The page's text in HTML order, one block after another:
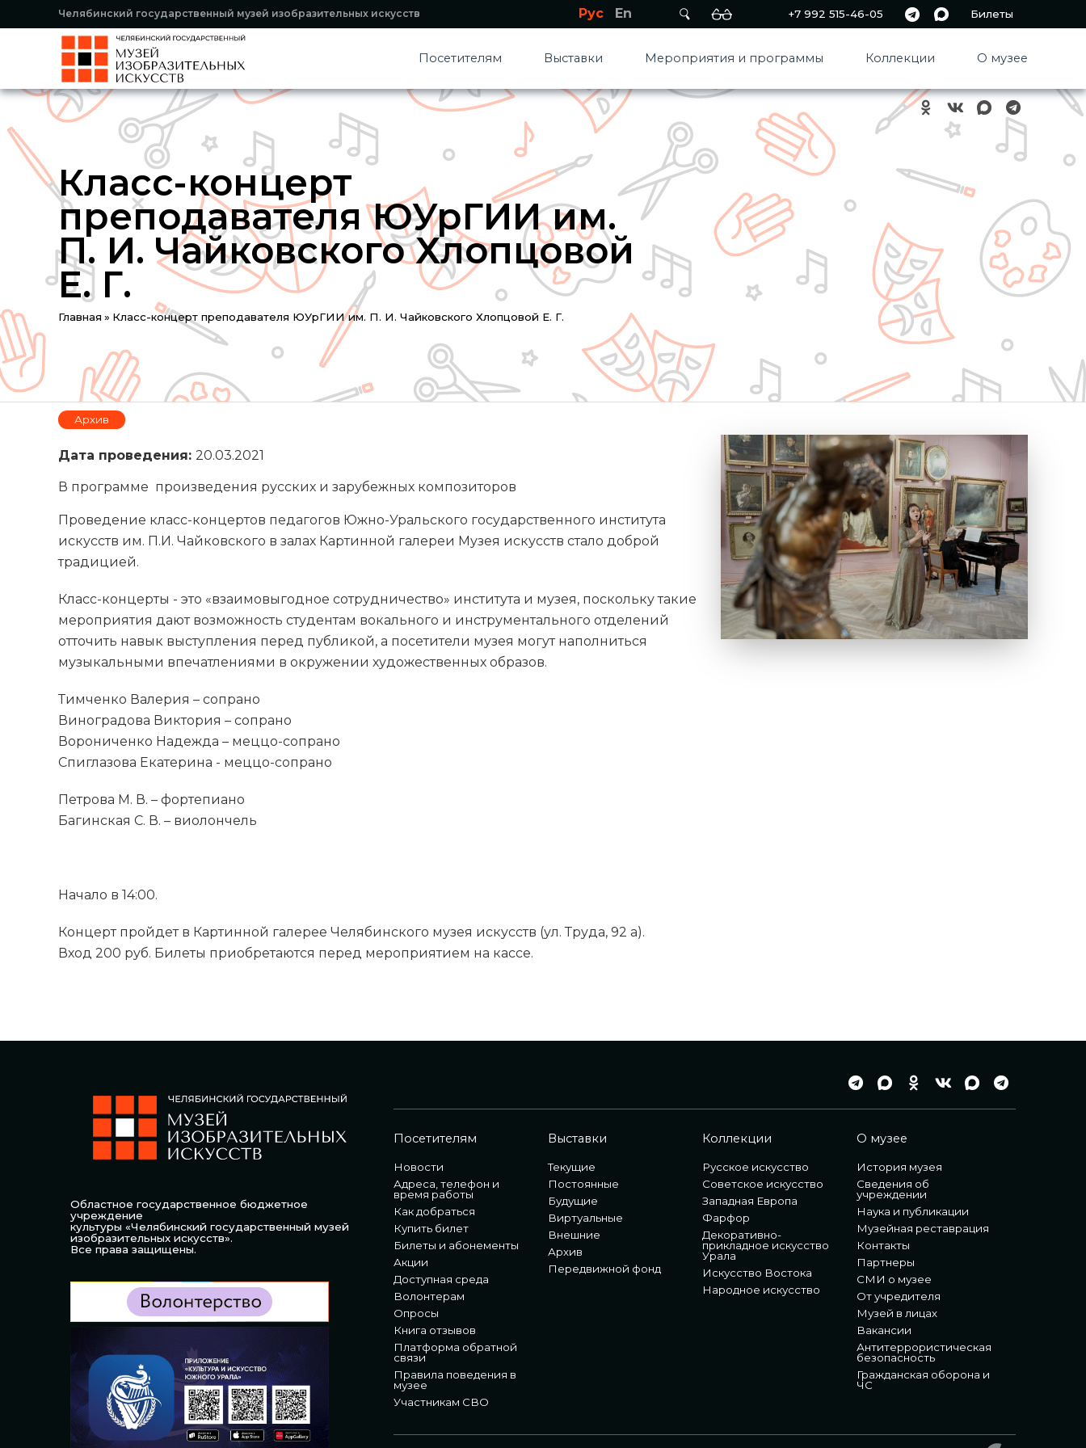
Челябинский государственный музей изобразительных искусств +7 992 515-46-05 Билеты
Рус En
Посетителям Выставки Мероприятия и программы Коллекции О музее
Класс-концерт
преподавателя ЮУрГИИ им.
П. И. Чайковского Хлопцовой
Е. Г.
Вы
здесь
Главная » Класс-концерт преподавателя ЮУрГИИ им. П. И. Чайковского Хлопцовой Е. Г.
Архив
Дата проведения: 20.03.2021
В программе произведения русских и зарубежных композиторов
Проведение класс-концертов педагогов Южно-Уральского государственного института
искусств им. П.И. Чайковского в залах Картинной галереи Музея искусств стало доброй
традицией.
Класс-концерты - это «взаимовыгодное сотрудничество» института и музея, поскольку такие
мероприятия дают возможность студентам вокального и инструментального отделений
отточить навык выступления перед публикой, а посетители музея могут наполниться
музыкальными впечатлениями в окружении художественных образов.
Тимченко Валерия – сопрано
Виноградова Виктория – сопрано
Ворониченко Надежда – меццо-сопрано
Спиглазова Екатерина - меццо-сопрано
Петрова М. В. – фортепиано
Багинская С. В. – виолончель
Начало в 14:00.
Концерт пройдет в Картинной галерее Челябинского музея искусств (ул. Труда, 92 а).
Вход 200 руб. Билеты приобретаются перед мероприятием на кассе.
Областное государственное бюджетное
учреждение
культуры «Челябинский государственный музей
изобразительных искусств».
Все права защищены.
Посетителям
Новости
Адреса, телефон и
время работы
Как добраться
Купить билет
Билеты и абонементы
Акции
Доступная среда
Волонтерам
Опросы
Книга отзывов
Платформа обратной
связи
Правила поведения в
музее
Участникам СВО
Выставки
Текущие
Постоянные
Будущие
Виртуальные
Внешние
Архив
Передвижной фонд
Коллекции
Русское искусство
Советское искусство
Западная Европа
Фарфор
Декоративно-
прикладное искусство
Урала
Искусство Востока
Народное искусство
О музее
История музея
Сведения об
учреждении
Наука и публикации
Музейная реставрация
Контакты
Партнеры
СМИ о музее
От учредителя
Музей в лицах
Вакансии
Антитеррористическая
безопасность
Гражданская оборона и
ЧС